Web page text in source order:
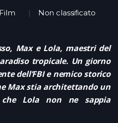
Film
Non classificato
Max e Lola, maestri del
tropicale. Un giorno
dell’FBI e nemico storico
Max stia architettando un
che Lola non ne sappia